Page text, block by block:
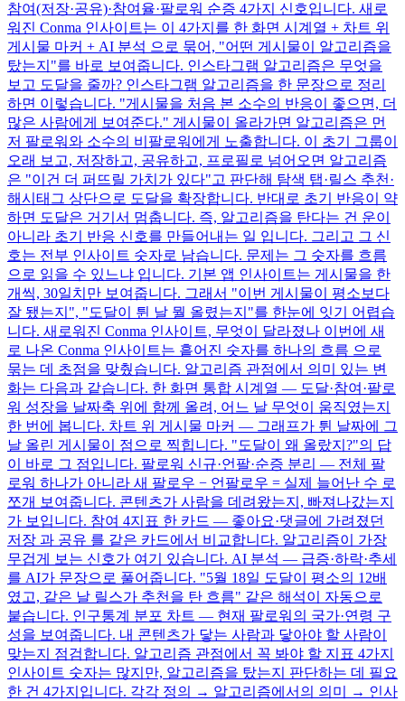
참여(저장·공유)·참여율·팔로워 순증 4가지 신호입니다. 새로
워진 Conma 인사이트는 이 4가지를 한 화면 시계열 + 차트 위
게시물 마커 + AI 분석 으로 묶어, "어떤 게시물이 알고리즘을
탔는지"를 바로 보여줍니다. 인스타그램 알고리즘은 무엇을
보고 도달을 줄까? 인스타그램 알고리즘을 한 문장으로 정리
하면 이렇습니다. "게시물을 처음 본 소수의 반응이 좋으면, 더
많은 사람에게 보여준다." 게시물이 올라가면 알고리즘은 먼
저 팔로워와 소수의 비팔로워에게 노출합니다. 이 초기 그룹이
오래 보고, 저장하고, 공유하고, 프로필로 넘어오면 알고리즘
은 "이건 더 퍼뜨릴 가치가 있다"고 판단해 탐색 탭·릴스 추천·
해시태그 상단으로 도달을 확장합니다. 반대로 초기 반응이 약
하면 도달은 거기서 멈춥니다. 즉, 알고리즘을 탄다는 건 운이
아니라 초기 반응 신호를 만들어내는 일 입니다. 그리고 그 신
호는 전부 인사이트 숫자로 남습니다. 문제는 그 숫자를 흐름
으로 읽을 수 있느냐 입니다. 기본 앱 인사이트는 게시물을 한
개씩, 30일치만 보여줍니다. 그래서 "이번 게시물이 평소보다
잘 됐는지", "도달이 튄 날 뭘 올렸는지"를 한눈에 잇기 어렵습
니다. 새로워진 Conma 인사이트, 무엇이 달라졌나 이번에 새
로 나온 Conma 인사이트는 흩어진 숫자를 하나의 흐름 으로
묶는 데 초점을 맞췄습니다. 알고리즘 관점에서 의미 있는 변
화는 다음과 같습니다. 한 화면 통합 시계열 — 도달·참여·팔로
워 성장을 날짜축 위에 함께 올려, 어느 날 무엇이 움직였는지
한 번에 봅니다. 차트 위 게시물 마커 — 그래프가 튄 날짜에 그
날 올린 게시물이 점으로 찍힙니다. "도달이 왜 올랐지?"의 답
이 바로 그 점입니다. 팔로워 신규·언팔·순증 분리 — 전체 팔
로워 하나가 아니라 새 팔로우 − 언팔로우 = 실제 늘어난 수 로
쪼개 보여줍니다. 콘텐츠가 사람을 데려왔는지, 빠져나갔는지
가 보입니다. 참여 4지표 한 카드 — 좋아요·댓글에 가려졌던
저장 과 공유 를 같은 카드에서 비교합니다. 알고리즘이 가장
무겁게 보는 신호가 여기 있습니다. AI 분석 — 급증·하락·추세
를 AI가 문장으로 풀어줍니다. "5월 18일 도달이 평소의 12배
였고, 같은 날 릴스가 추천을 탄 흐름" 같은 해석이 자동으로
붙습니다. 인구통계 분포 차트 — 현재 팔로워의 국가·연령 구
성을 보여줍니다. 내 콘텐츠가 닿는 사람과 닿아야 할 사람이
맞는지 점검합니다. 알고리즘 관점에서 꼭 봐야 할 지표 4가지
인사이트 숫자는 많지만, 알고리즘을 탔는지 판단하는 데 필요
한 건 4가지입니다. 각각 정의 → 알고리즘에서의 의미 → 인사